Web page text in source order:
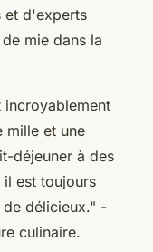
et d'experts
mie dans la
incroyablement
mille et une
déjeuner à des
est toujours
délicieux." -
culinaire.